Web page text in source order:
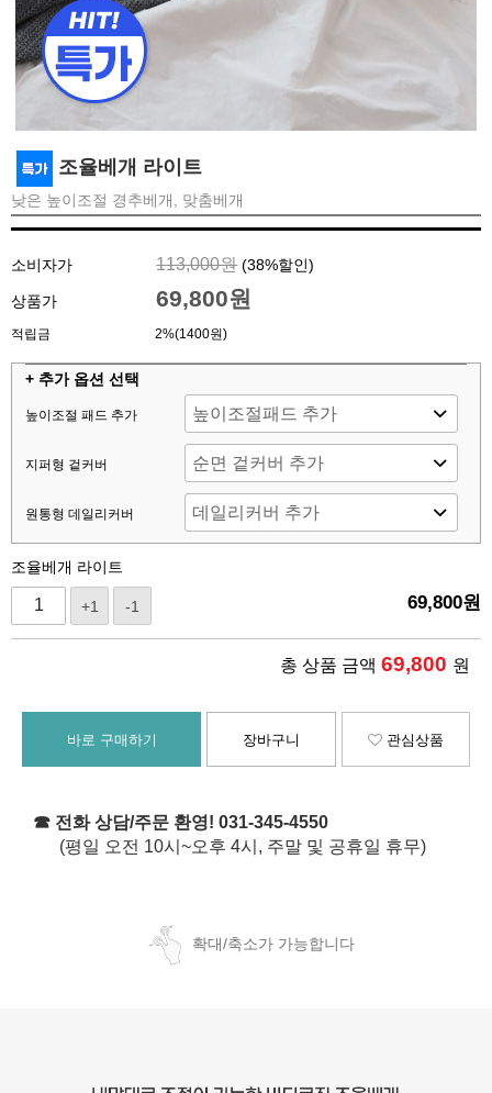
조율베개 라이트
낮은 높이조절 경추베개, 맞춤베개
소비자가 113,000원 (38%할인)
상품가 69,800원
적립금 2%(1400원)
+ 추가 옵션 선택
높이조절 패드 추가
지퍼형 겉커버
원통형 데일리커버
조율베개 라이트
+1 -1 69,800원
총 상품 금액 69,800 원
바로 구매하기 장바구니 관심상품
☎ 전화 상담/주문 환영! 031-345-4550
(평일 오전 10시~오후 4시, 주말 및 공휴일 휴무)
확대/축소가 가능합니다